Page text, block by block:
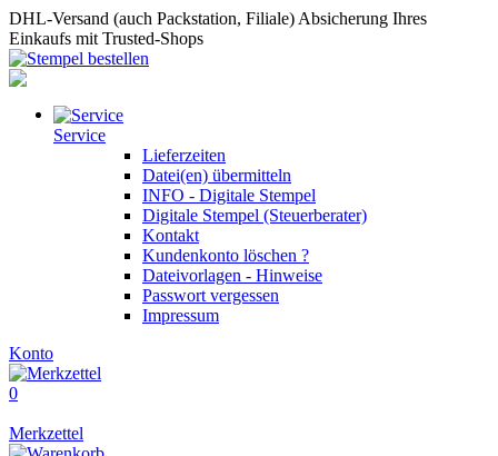
DHL-Versand (auch Packstation, Filiale) Absicherung Ihres
Einkaufs mit Trusted-Shops
Service
Lieferzeiten
Datei(en) übermitteln
INFO - Digitale Stempel
Digitale Stempel (Steuerberater)
Kontakt
Kundenkonto löschen ?
Dateivorlagen - Hinweise
Passwort vergessen
Impressum
Konto
0
Merkzettel